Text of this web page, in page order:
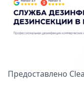
Предоставлено